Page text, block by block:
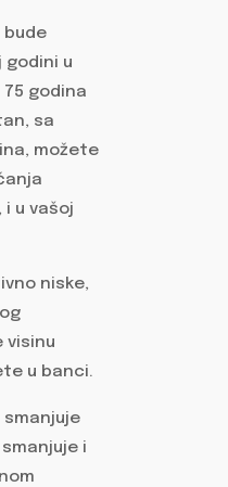
bude
godini u
75 godina
sa
možete
u vašoj
niske,
visinu
u banci.
i